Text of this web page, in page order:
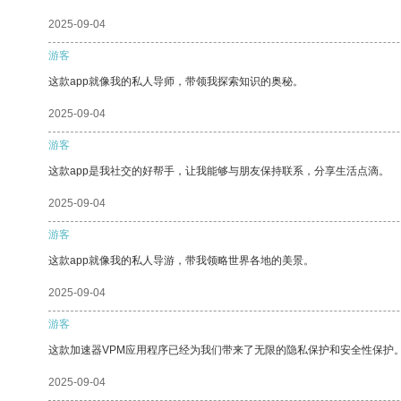
2025-09-04
游客
这款app就像我的私人导师，带领我探索知识的奥秘。
2025-09-04
游客
这款app是我社交的好帮手，让我能够与朋友保持联系，分享生活点滴。
2025-09-04
游客
这款app就像我的私人导游，带我领略世界各地的美景。
2025-09-04
游客
这款加速器VPM应用程序已经为我们带来了无限的隐私保护和安全性保护
2025-09-04